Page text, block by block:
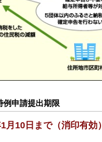
例申請提出期限
月10日まで（消印有効）